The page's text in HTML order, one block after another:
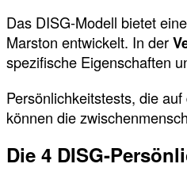
Das DISG-Modell bietet
Marston entwickelt. In der
spezifische Eigenschaften
Persönlichkeitstests, die
können die
Die 4 DISG-